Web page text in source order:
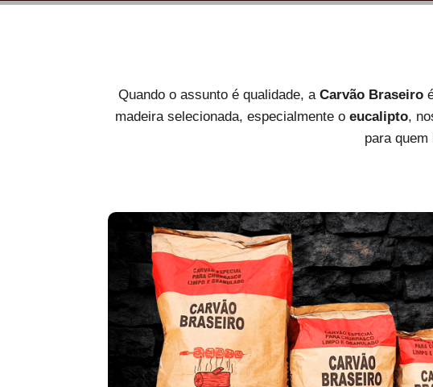
Quando o assunto é qualidade, a Carvão Braseiro
madeira selecionada, especialmente o eucalipto,
para